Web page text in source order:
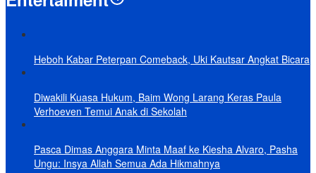
Heboh Kabar Peterpan Comeback, Uki Kautsar Angkat Bicara
Diwakili Kuasa Hukum, Baim Wong Larang Keras Paula
Verhoeven Temui Anak di Sekolah
Pasca Dimas Anggara Minta Maaf ke Kiesha Alvaro, Pasha
Ungu: Insya Allah Semua Ada Hikmahnya